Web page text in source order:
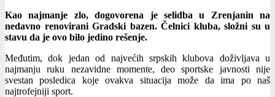
Kao najmanje zlo, dogovorena je selidba u Zrenjanin na
nedavno renovirani Gradski bazen. Čelnici kluba, složni su u
stavu da je ovo bilo jedino rešenje.
Međutim, dok jedan od najvećih srpskih klubova doživljava u
najmanju ruku nezavidne momente, deo sportske javnosti nije
svestan posledica koje ovakva situacija može da ima po naš
najtrofejniji sport.